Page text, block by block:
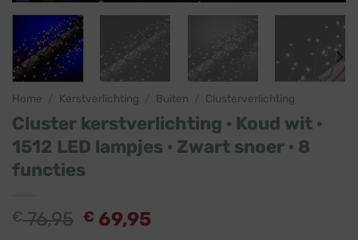
Home Kerstverlichting Buiten Clusterverlichting
Cluster kerstverlichting · Koud wit ·
1512 LED lampjes · Zwart snoer · 8
functies
€76,95 Oorspronkelijke
€ 69,95